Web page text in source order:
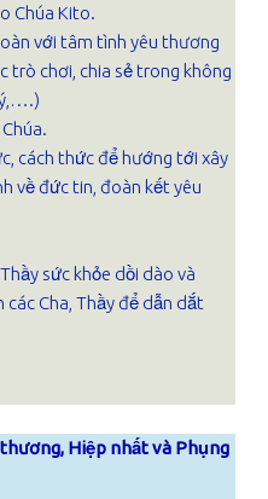
Chúa Kito.
với tâm tình yêu thương
trò chơi, chia sẻ trong không
cách thức để hướng tới xây
về đức tin, đoàn kết yêu
sức khỏe dồi dào và
Cha, Thầy để dẫn dắt
Hiệp nhất và Phụng